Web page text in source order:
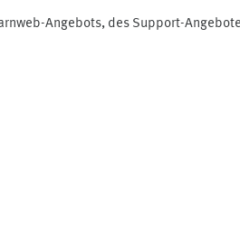
Angebots, des Support-